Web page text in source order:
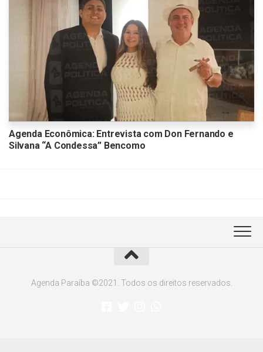
Agenda Econômica: Entrevista com Don Fernando e
Silvana “A Condessa” Bencomo
Agenda Paraíba ©2021. Todos os direitos reservados.